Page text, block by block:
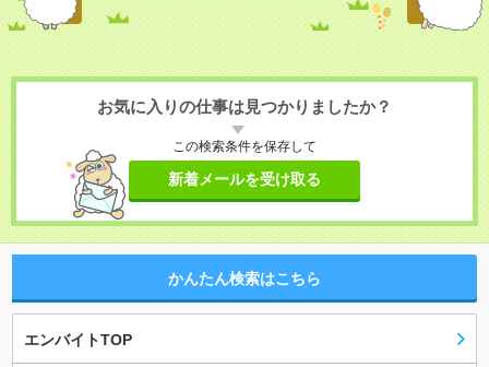
お気に入りの仕事は見つかりましたか？
この検索条件を保存して
新着メールを受け取る
かんたん検索はこちら
エンバイトTOP